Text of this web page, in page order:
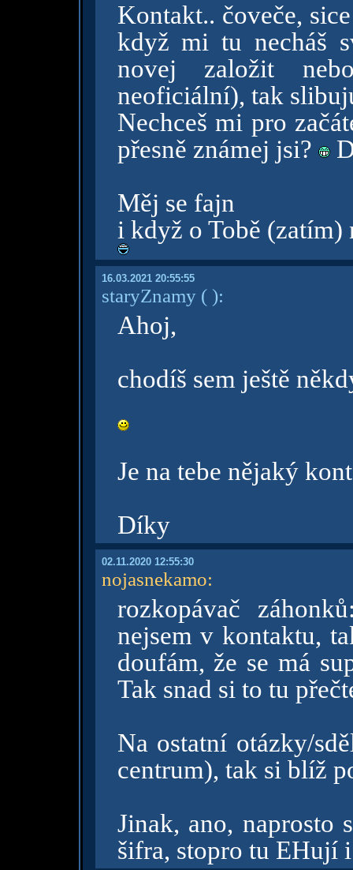
Kontakt.. čoveče,
když mi tu necháš
novej založit
neoficiální), tak
Nechceš mi pro
přesně známej jsi?
Měj se fajn
i když o Tobě (zatím)
16.03.2021 20:55:55
staryZnamy( ):
Ahoj,
chodíš sem ještě
Je na tebe nějaký
Díky
02.11.2020 12:55:30
nojasnekamo:
rozkopávač
nejsem v kontaktu,
doufám, že se má
Tak snad si to tu
Na ostatní otázky/
centrum), tak si blíž
Jinak, ano, naprosto
šifra, stopro tu EHují